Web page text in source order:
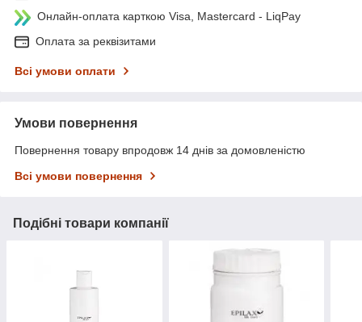
Онлайн-оплата карткою Visa, Mastercard - LiqPay
Оплата за реквізитами
Всі умови оплати
Умови повернення
Повернення товару впродовж 14 днів за домовленістю
Всі умови повернення
Подібні товари компанії